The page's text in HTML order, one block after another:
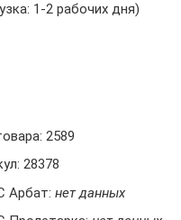
1-2 рабочих дня)
2589
28378
Арбат: нет данных